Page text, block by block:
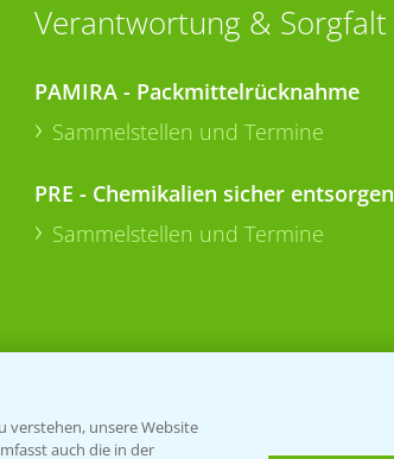
Verantwortung & Sorgfalt
PAMIRA - Packmittelrücknahme
Sammelstellen und Termine
PRE - Chemikalien sicher entsorgen
Sammelstellen und Termine
verstehen, unsere Website
auch die in der